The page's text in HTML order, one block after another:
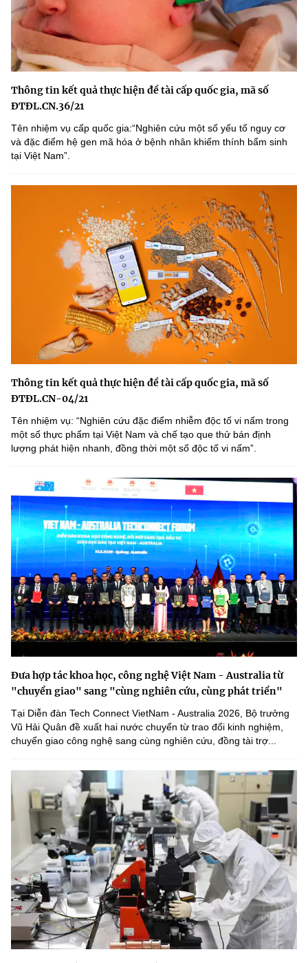
Thông tin kết quả thực hiện đề tài cấp quốc gia, mã số
ĐTĐL.CN.36/21
Tên nhiệm vụ cấp quốc gia:“Nghiên cứu một số yếu tố nguy cơ
và đặc điểm hệ gen mã hóa ở bệnh nhân khiếm thính bẩm sinh
tại Việt Nam”.
Thông tin kết quả thực hiện đề tài cấp quốc gia, mã số
ĐTĐL.CN-04/21
Tên nhiệm vụ: “Nghiên cứu đặc điểm nhiễm độc tố vi nấm trong
một số thực phẩm tại Việt Nam và chế tạo que thử bán định
lượng phát hiện nhanh, đồng thời một số độc tố vi nấmˮ.
Đưa hợp tác khoa học, công nghệ Việt Nam - Australia từ
"chuyển giao" sang "cùng nghiên cứu, cùng phát triển"
Tại Diễn đàn Tech Connect VietNam - Australia 2026, Bộ trưởng
Vũ Hải Quân đề xuất hai nước chuyển từ trao đổi kinh nghiệm,
chuyển giao công nghệ sang cùng nghiên cứu, đồng tài trợ...